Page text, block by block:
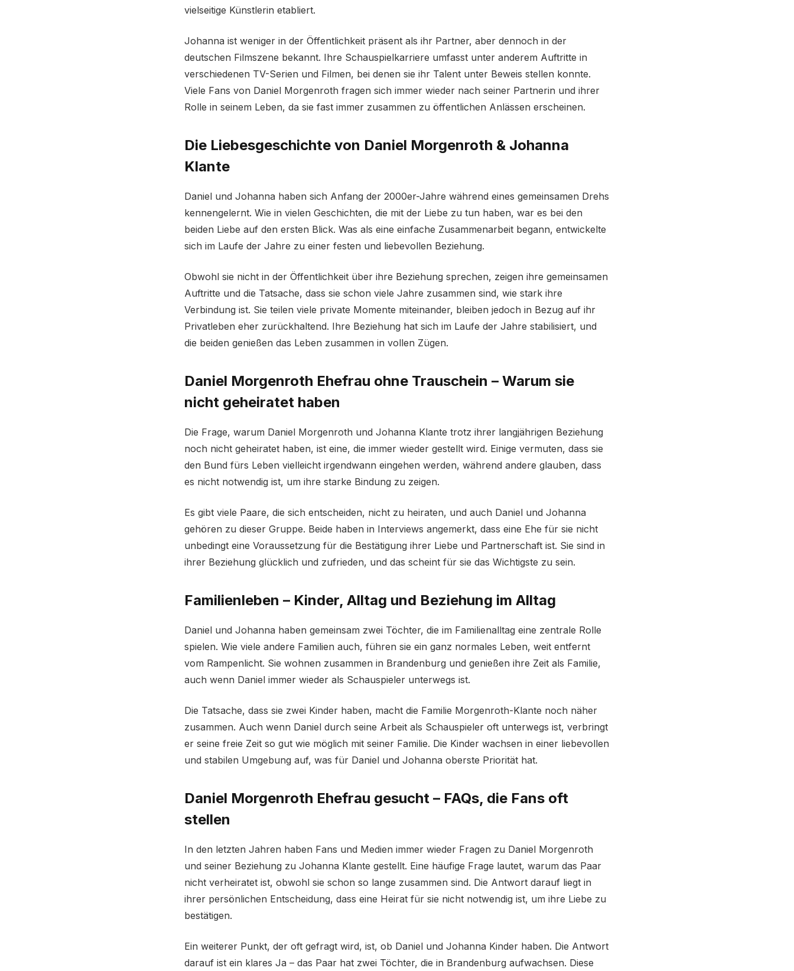
vielseitige Künstlerin etabliert.
Johanna ist weniger in der Öffentlichkeit präsent als ihr Partner, aber dennoch in der
deutschen Filmszene bekannt. Ihre Schauspielkarriere umfasst unter anderem Auftritte in
verschiedenen TV-Serien und Filmen, bei denen sie ihr Talent unter Beweis stellen konnte.
Viele Fans von Daniel Morgenroth fragen sich immer wieder nach seiner Partnerin und ihrer
Rolle in seinem Leben, da sie fast immer zusammen zu öffentlichen Anlässen erscheinen.
Die Liebesgeschichte von Daniel Morgenroth & Johanna
Klante
Daniel und Johanna haben sich Anfang der 2000er-Jahre während eines gemeinsamen Drehs
kennengelernt. Wie in vielen Geschichten, die mit der Liebe zu tun haben, war es bei den
beiden Liebe auf den ersten Blick. Was als eine einfache Zusammenarbeit begann, entwickelte
sich im Laufe der Jahre zu einer festen und liebevollen Beziehung.
Obwohl sie nicht in der Öffentlichkeit über ihre Beziehung sprechen, zeigen ihre gemeinsamen
Auftritte und die Tatsache, dass sie schon viele Jahre zusammen sind, wie stark ihre
Verbindung ist. Sie teilen viele private Momente miteinander, bleiben jedoch in Bezug auf ihr
Privatleben eher zurückhaltend. Ihre Beziehung hat sich im Laufe der Jahre stabilisiert, und
die beiden genießen das Leben zusammen in vollen Zügen.
Daniel Morgenroth Ehefrau ohne Trauschein – Warum sie
nicht geheiratet haben
Die Frage, warum Daniel Morgenroth und Johanna Klante trotz ihrer langjährigen Beziehung
noch nicht geheiratet haben, ist eine, die immer wieder gestellt wird. Einige vermuten, dass sie
den Bund fürs Leben vielleicht irgendwann eingehen werden, während andere glauben, dass
es nicht notwendig ist, um ihre starke Bindung zu zeigen.
Es gibt viele Paare, die sich entscheiden, nicht zu heiraten, und auch Daniel und Johanna
gehören zu dieser Gruppe. Beide haben in Interviews angemerkt, dass eine Ehe für sie nicht
unbedingt eine Voraussetzung für die Bestätigung ihrer Liebe und Partnerschaft ist. Sie sind in
ihrer Beziehung glücklich und zufrieden, und das scheint für sie das Wichtigste zu sein.
Familienleben – Kinder, Alltag und Beziehung im Alltag
Daniel und Johanna haben gemeinsam zwei Töchter, die im Familienalltag eine zentrale Rolle
spielen. Wie viele andere Familien auch, führen sie ein ganz normales Leben, weit entfernt
vom Rampenlicht. Sie wohnen zusammen in Brandenburg und genießen ihre Zeit als Familie,
auch wenn Daniel immer wieder als Schauspieler unterwegs ist.
Die Tatsache, dass sie zwei Kinder haben, macht die Familie Morgenroth-Klante noch näher
zusammen. Auch wenn Daniel durch seine Arbeit als Schauspieler oft unterwegs ist, verbringt
er seine freie Zeit so gut wie möglich mit seiner Familie. Die Kinder wachsen in einer liebevollen
und stabilen Umgebung auf, was für Daniel und Johanna oberste Priorität hat.
Daniel Morgenroth Ehefrau gesucht – FAQs, die Fans oft
stellen
In den letzten Jahren haben Fans und Medien immer wieder Fragen zu Daniel Morgenroth
und seiner Beziehung zu Johanna Klante gestellt. Eine häufige Frage lautet, warum das Paar
nicht verheiratet ist, obwohl sie schon so lange zusammen sind. Die Antwort darauf liegt in
ihrer persönlichen Entscheidung, dass eine Heirat für sie nicht notwendig ist, um ihre Liebe zu
bestätigen.
Ein weiterer Punkt, der oft gefragt wird, ist, ob Daniel und Johanna Kinder haben. Die Antwort
darauf ist ein klares Ja – das Paar hat zwei Töchter, die in Brandenburg aufwachsen. Diese